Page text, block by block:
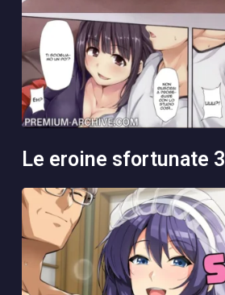
le eroine sfortunate 3